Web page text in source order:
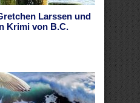
Larssen und
Krimi von B.C.